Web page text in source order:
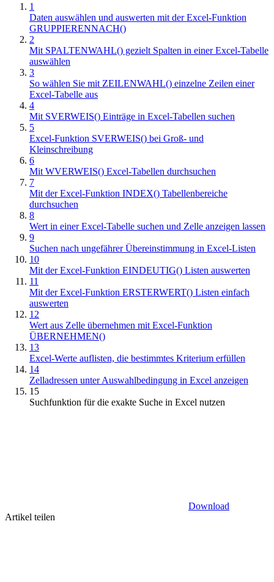
1
Daten auswählen und auswerten mit der Excel-Funktion
GRUPPIERENNACH()
2
Mit SPALTENWAHL() gezielt Spalten in einer Excel-Tabelle
auswählen
3
So wählen Sie mit ZEILENWAHL() einzelne Zeilen einer
Excel-Tabelle aus
4
Mit SVERWEIS() Einträge in Excel-Tabellen suchen
5
Excel-Funktion SVERWEIS() bei Groß- und
Kleinschreibung
6
Mit WVERWEIS() Excel-Tabellen durchsuchen
7
Mit der Excel-Funktion INDEX() Tabellenbereiche
durchsuchen
8
Wert in einer Excel-Tabelle suchen und Zelle anzeigen lassen
9
Suchen nach ungefährer Übereinstimmung in Excel-Listen
10
Mit der Excel-Funktion EINDEUTIG() Listen auswerten
11
Mit der Excel-Funktion ERSTERWERT() Listen einfach
auswerten
12
Wert aus Zelle übernehmen mit Excel-Funktion
ÜBERNEHMEN()
13
Excel-Werte auflisten, die bestimmtes Kriterium erfüllen
14
Zelladressen unter Auswahlbedingung in Excel anzeigen
15
Suchfunktion für die exakte Suche in Excel nutzen
Download
Artikel teilen